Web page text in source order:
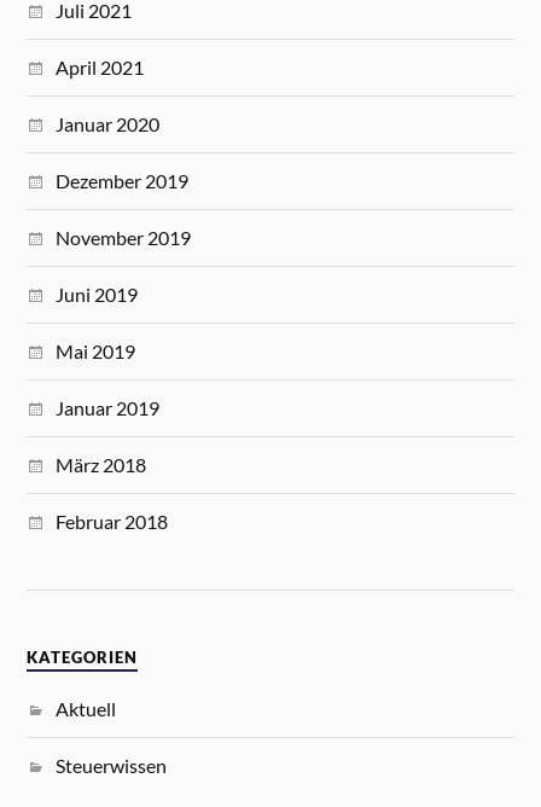
Juli 2021
April 2021
Januar 2020
Dezember 2019
November 2019
Juni 2019
Mai 2019
Januar 2019
März 2018
Februar 2018
KATEGORIEN
Aktuell
Steuerwissen